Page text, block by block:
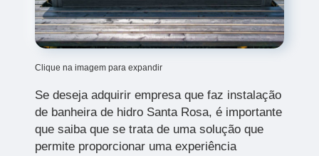
Clique na imagem para expandir
Se deseja adquirir empresa que faz instalação
de banheira de hidro Santa Rosa, é importante
que saiba que se trata de uma solução que
permite proporcionar uma experiência